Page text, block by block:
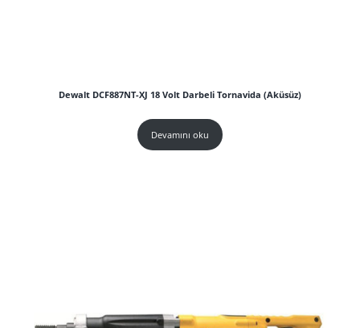
Dewalt DCF887NT-XJ 18 Volt Darbeli Tornavida (Aküsüz)
Devamını oku